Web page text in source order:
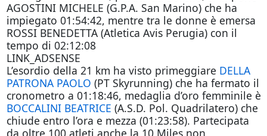
AGOSTINI MICHELE (G.P.A. San Marino) che ha
impiegato 01:54:42, mentre tra le donne è emersa
ROSSI BENEDETTA (Atletica Avis Perugia) con il
tempo di 02:12:08
LINK_ADSENSE
L’esordio della 21 km ha visto primeggiare DELLA
PATRONA PAOLO (PT Skyrunning) che ha fermato il
cronometro a 01:18:46, medaglia d’oro femminile è
BOCCALINI BEATRICE (A.S.D. Pol. Quadrilatero) che
chiude entro l’ora e mezza (01:23:58). Partecipata
da oltre 100 atleti anche la 10 Miles non